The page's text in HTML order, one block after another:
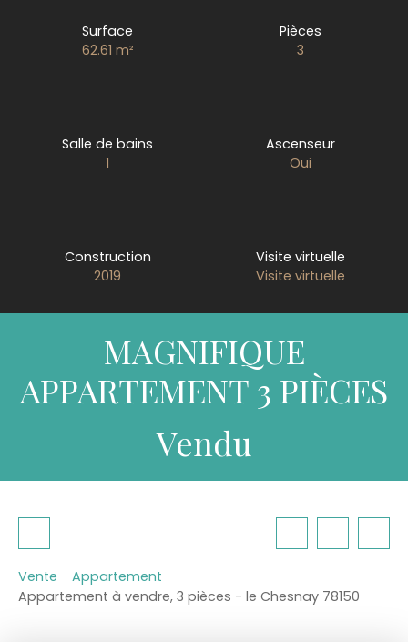
Surface
62.61 m²
Pièces
3
Salle de bains
1
Ascenseur
Oui
Construction
2019
Visite virtuelle
Visite virtuelle
MAGNIFIQUE
APPARTEMENT 3 PIÈCES
Vendu
Vente
Appartement
Appartement à vendre, 3 pièces - le Chesnay 78150